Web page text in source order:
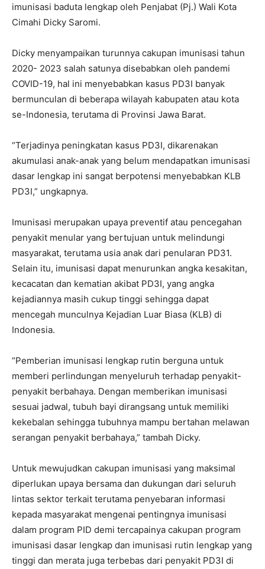
imunisasi baduta lengkap oleh Penjabat (Pj.) Wali Kota
Cimahi Dicky Saromi.
Dicky menyampaikan turunnya cakupan imunisasi tahun
2020- 2023 salah satunya disebabkan oleh pandemi
COVID-19, hal ini menyebabkan kasus PD3I banyak
bermunculan di beberapa wilayah kabupaten atau kota
se-Indonesia, terutama di Provinsi Jawa Barat.
“Terjadinya peningkatan kasus PD3I, dikarenakan
akumulasi anak-anak yang belum mendapatkan imunisasi
dasar lengkap ini sangat berpotensi menyebabkan KLB
PD3I,” ungkapnya.
Imunisasi merupakan upaya preventif atau pencegahan
penyakit menular yang bertujuan untuk melindungi
masyarakat, terutama usia anak dari penularan PD31.
Selain itu, imunisasi dapat menurunkan angka kesakitan,
kecacatan dan kematian akibat PD3I, yang angka
kejadiannya masih cukup tinggi sehingga dapat
mencegah munculnya Kejadian Luar Biasa (KLB) di
Indonesia.
“Pemberian imunisasi lengkap rutin berguna untuk
memberi perlindungan menyeluruh terhadap penyakit-
penyakit berbahaya. Dengan memberikan imunisasi
sesuai jadwal, tubuh bayi dirangsang untuk memiliki
kekebalan sehingga tubuhnya mampu bertahan melawan
serangan penyakit berbahaya,” tambah Dicky.
Untuk mewujudkan cakupan imunisasi yang maksimal
diperlukan upaya bersama dan dukungan dari seluruh
lintas sektor terkait terutama penyebaran informasi
kepada masyarakat mengenai pentingnya imunisasi
dalam program PID demi tercapainya cakupan program
imunisasi dasar lengkap dan imunisasi rutin lengkap yang
tinggi dan merata juga terbebas dari penyakit PD3I di